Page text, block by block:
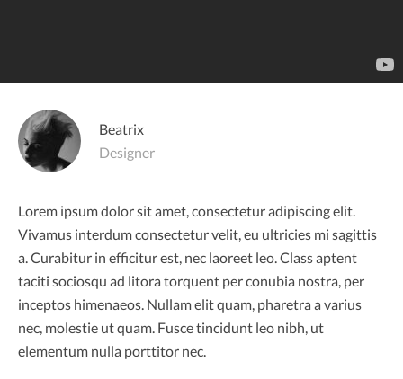
Beatrix
Designer
Lorem ipsum dolor sit amet, consectetur adipiscing elit.
Vivamus interdum consectetur velit, eu ultricies mi sagittis
a. Curabitur in efficitur est, nec laoreet leo. Class aptent
taciti sociosqu ad litora torquent per conubia nostra, per
inceptos himenaeos. Nullam elit quam, pharetra a varius
nec, molestie ut quam. Fusce tincidunt leo nibh, ut
elementum nulla porttitor nec.